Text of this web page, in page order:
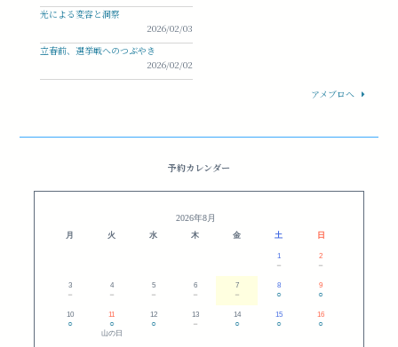
光による変容と洞察
2026/02/03
立春前、選挙戦へのつぶやき
2026/02/02
アメブロへ
予約カレンダー
2026年8月
月 火 水 木 金 土 日
1
－
2
－
3
－
4
－
5
－
6
－
7
－
8
○
9
○
10
○
11
○
山の日
12
○
13
－
14
○
15
○
16
○